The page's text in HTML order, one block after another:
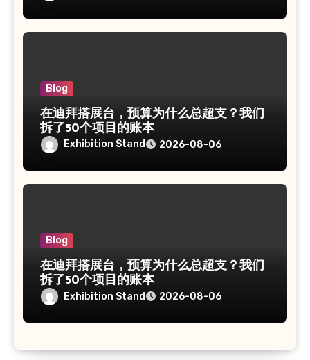
Blog
在迪拜搭展台，预算为什么总超支？我们
拆了50个项目的账本
Exhibition Stand 2026-08-06
Blog
在迪拜搭展台，预算为什么总超支？我们
拆了50个项目的账本
Exhibition Stand 2026-08-06